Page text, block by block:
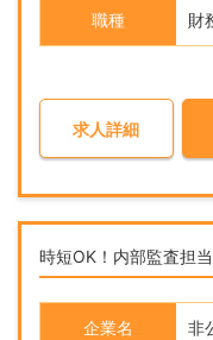
職種 財
求人詳細
時短OK！内部監査担
企業名 非